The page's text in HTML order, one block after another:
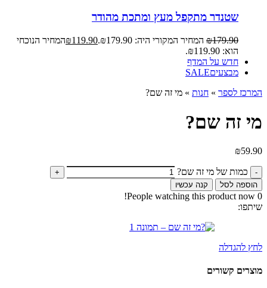
שטנדר מתקפל מעץ ומתכת מהודר
₪179.90 המחיר המקורי היה: ₪179.90. ₪119.90
המחיר הנוכחי
הוא: ₪119.90.
חדש על המדף
מבצעיםSALE
המרכז לספר » חנות » מי זה שם?
מי זה שם?
₪59.90
כמות של מי זה שם?
הוספה לסל קנה עכשיו
0
People watching this product now!
שיתפו:
לחץ להגדלה
מוצרים קשורים